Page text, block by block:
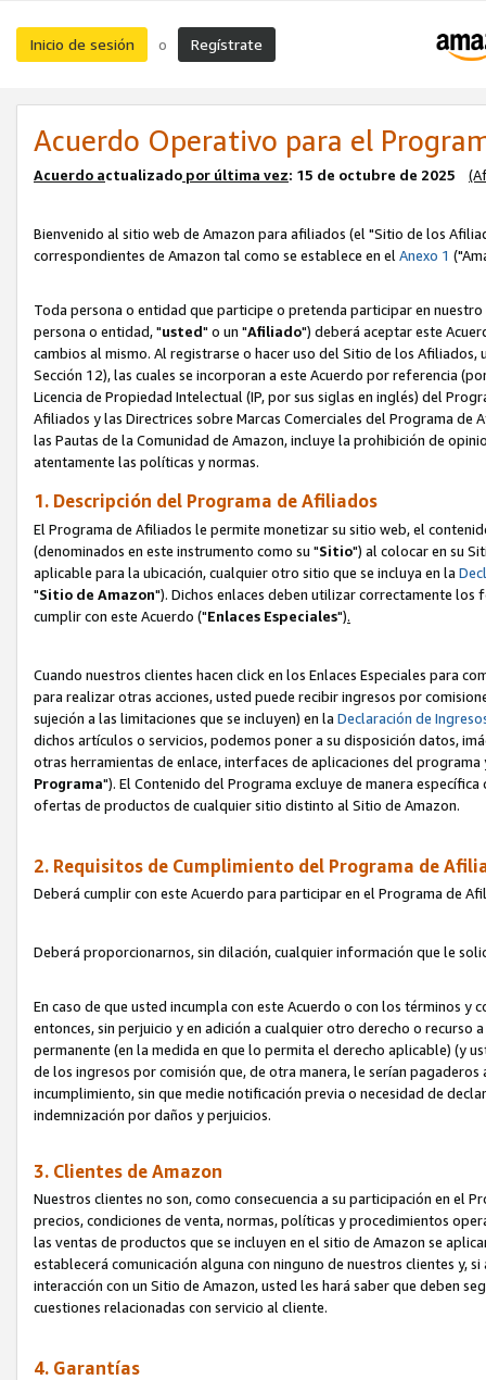
Inicio de sesión o Regístrate
Acuerdo Operativo para el
Acuerdo actualizado por última vez: 15 de octubre de 2025
Bienvenido al sitio web de Amazon para afiliados (el "Sitio de los
correspondientes de Amazon tal como se establece en elAnexo 1
Toda persona o entidad que participe o pretenda participar en
persona o entidad, "usted" o un "Afiliado") deberá aceptar este
cambios al mismo. Al registrarse o hacer uso del Sitio de los
Sección 12), las cuales se incorporan a este Acuerdo por referencia
Licencia de Propiedad Intelectual (IP, por sus siglas en inglés) del
Afiliados y las Directrices sobre Marcas Comerciales del Programa
las Pautas de la Comunidad de Amazon, incluye la prohibición de
atentamente las políticas y normas.
1. Descripción del Programa de Afiliados
El Programa de Afiliados le permite monetizar su sitio web, el
(denominados en este instrumento como su "Sitio") al colocar en su
aplicable para la ubicación, cualquier otro sitio que se incluya en la
"Sitio de Amazon"). Dichos enlaces deben utilizar correctamente los
cumplir con este Acuerdo ("Enlaces Especiales").
Cuando nuestros clientes hacen click en los Enlaces Especiales para
para realizar otras acciones, usted puede recibir ingresos por
sujeción a las limitaciones que se incluyen) en la Declaración de
dichos artículos o servicios, podemos poner a su disposición datos,
otras herramientas de enlace, interfaces de aplicaciones del
Programa"). El Contenido del Programa excluye de manera
ofertas de productos de cualquier sitio distinto al Sitio de Amazon.
2. Requisitos de Cumplimiento del Programa de
Deberá cumplir con este Acuerdo para participar en el Programa de
Deberá proporcionarnos, sin dilación, cualquier información que le
En caso de que usted incumpla con este Acuerdo o con los términos
entonces, sin perjuicio y en adición a cualquier otro derecho o
permanente (en la medida en que lo permita el derecho aplicable) (y
de los ingresos por comisión que, de otra manera, le serían
incumplimiento, sin que medie notificación previa o necesidad de
indemnización por daños y perjuicios.
3. Clientes de Amazon
Nuestros clientes no son, como consecuencia a su participación en el
precios, condiciones de venta, normas, políticas y procedimientos
las ventas de productos que se incluyen en el sitio de Amazon se
establecerá comunicación alguna con ninguno de nuestros clientes y,
interacción con un Sitio de Amazon, usted les hará saber que deben
cuestiones relacionadas con servicio al cliente.
4. Garantías